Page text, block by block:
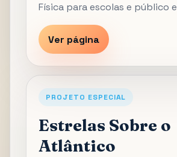
Física para escolas e público
Ver página
PROJETO ESPECIAL
Estrelas Sobre o
Atlântico